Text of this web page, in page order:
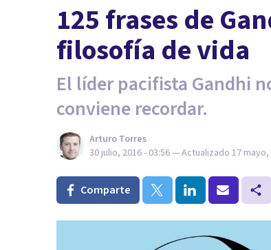
125 frases de
filosofía de vida
El líder pacifista Gandhi
conviene recordar.
Arturo Torres
30 julio, 2016 - 03:56— Actualizado 17 mayo,
Comparte